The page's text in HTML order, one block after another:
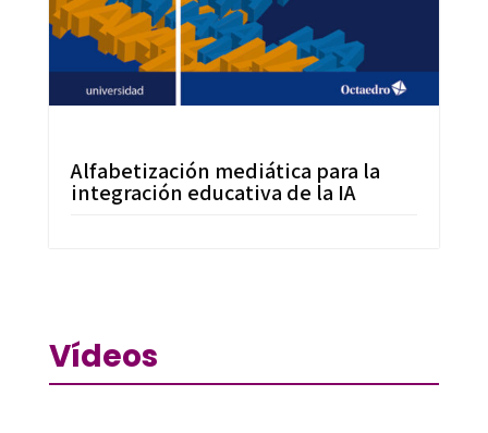
Alfabetización mediática para la
integración educativa de la IA
Vídeos